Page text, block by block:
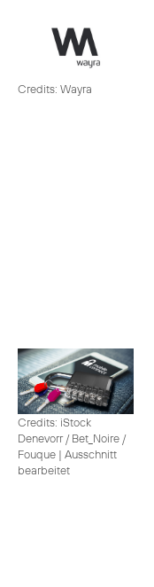
Credits: Wayra
Credits: iStock
Denevorr / Bet_Noire /
Fouque | Ausschnitt
bearbeitet